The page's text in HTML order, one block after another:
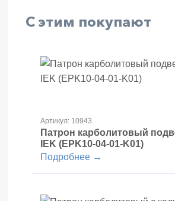
С этим покупают
Артикул: 10943
Патрон карболитовый
IEK (EPK10-04-01-K01)
Подробнее →